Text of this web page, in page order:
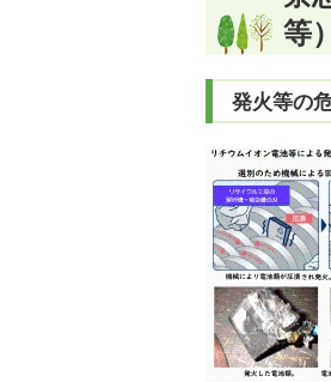
等
発火等の